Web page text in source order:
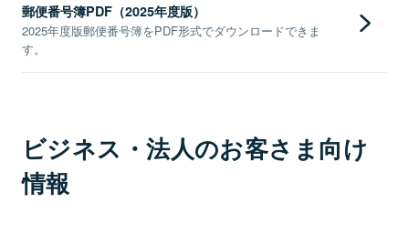
郵便番号簿PDF（2025年度版）
2025年度版郵便番号簿をPDF形式でダウンロードできま
す。
ビジネス・法人のお客さま向け
情報